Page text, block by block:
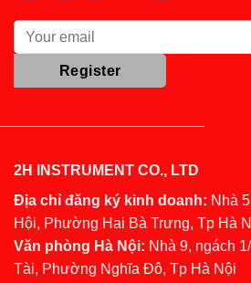
2H INSTRUMENT CO., LTD
Địa chỉ đăng ký kinh doanh: Nhà
Hội, Phường Hai Bà Trưng, Tp Hà
Văn phòng Hà Nội: Nhà 9, ngách
Tài, Phường Nghĩa Đô, Tp Hà Nội